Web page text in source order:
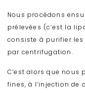
Nous procédons
prélevées (c’est la
consiste à purifier
par centrifugation.
C’est alors que nous
fines, à l’injection de